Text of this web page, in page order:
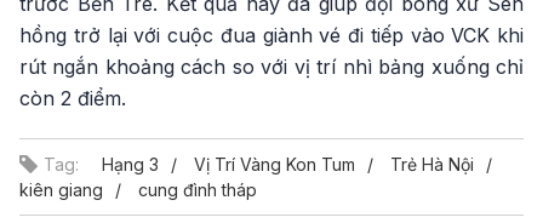
hồng trở lại với cuộc đua giành vé đi tiếp vào VCK khi
rút ngắn khoảng cách so với vị trí nhì bảng xuống chỉ
còn 2 điểm.
Tag: Hạng 3 Vị Trí Vàng Kon Tum
Trẻ Hà Nội
kiên giang
cung đình tháp